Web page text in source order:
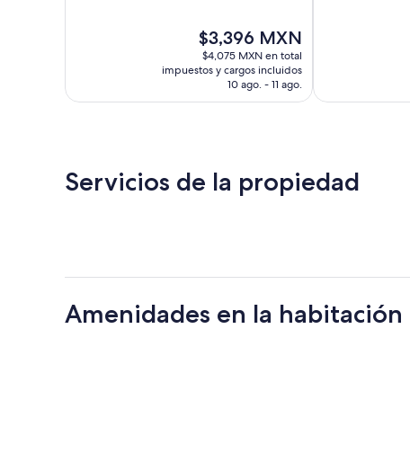
El
precio
actual
de
$3,396 MXN
$4,075 MXN en total
impuestos y cargos incluidos
10 ago. - 11 ago.
Servicios de la propiedad
Amenidades en la habitación